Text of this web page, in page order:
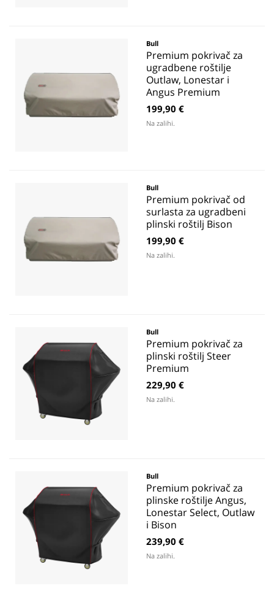
Bull
Premium pokrivač za
ugradbene roštilje
Outlaw, Lonestar i
Angus Premium
199,90 €
Na zalihi.
Bull
Premium pokrivač od
surlasta za ugradbeni
plinski roštilj Bison
199,90 €
Na zalihi.
Bull
Premium pokrivač za
plinski roštilj Steer
Premium
229,90 €
Na zalihi.
Bull
Premium pokrivač za
plinske roštilje Angus,
Lonestar Select, Outlaw
i Bison
239,90 €
Na zalihi.